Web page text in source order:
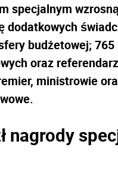
specjalnym
dodatkowych
budżetowej;
oraz
ministrowie
nagrody